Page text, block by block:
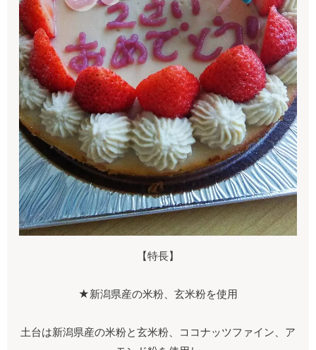
【特長】
★新潟県産の米粉、玄米粉を使用
土台は新潟県産の米粉と玄米粉、ココナッツファイン、ア